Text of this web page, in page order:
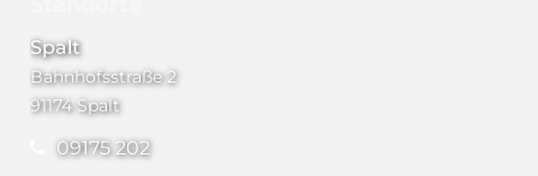
Spalt
Bahnhofsstraße 2
91174 Spalt
09175 202